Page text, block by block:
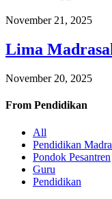
November 21, 2025
Lima
November 20, 2025
From Pendidikan
All
Pendidikan
Pondok Pesantren
Guru
Pendidikan